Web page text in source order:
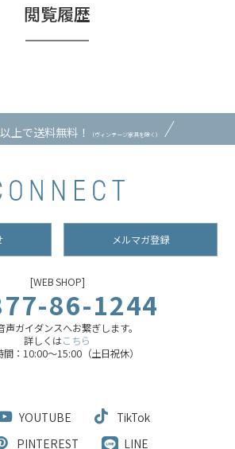
閲覧履歴
上で送料無料！ （ヴィンテージ家具を除く）
メルマガ登録
[WEB SHOP]
86-1244
声ガイダンスへお繋ぎします。
詳しくはこちら
間：10:00～15:00（土日祝休）
YOUTUBE
TikTok
PINTEREST LINE